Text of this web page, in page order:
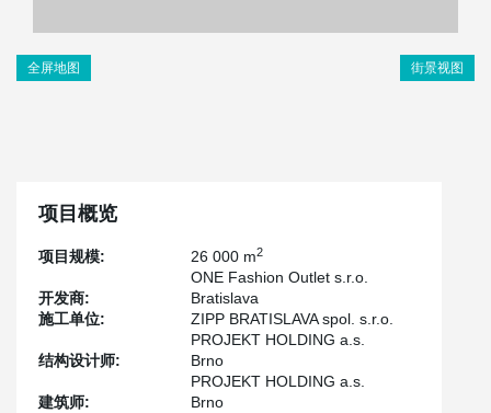
全屏地图 街景视图
项目概览
项目规模: 26 000 m2
开发商:
ONE Fashion Outlet s.r.o.
Bratislava
施工单位:
ZIPP BRATISLAVA spol. s.r.o.
结构设计师:
PROJEKT HOLDING a.s.
Brno
建筑师:
PROJEKT HOLDING a.s.
Brno